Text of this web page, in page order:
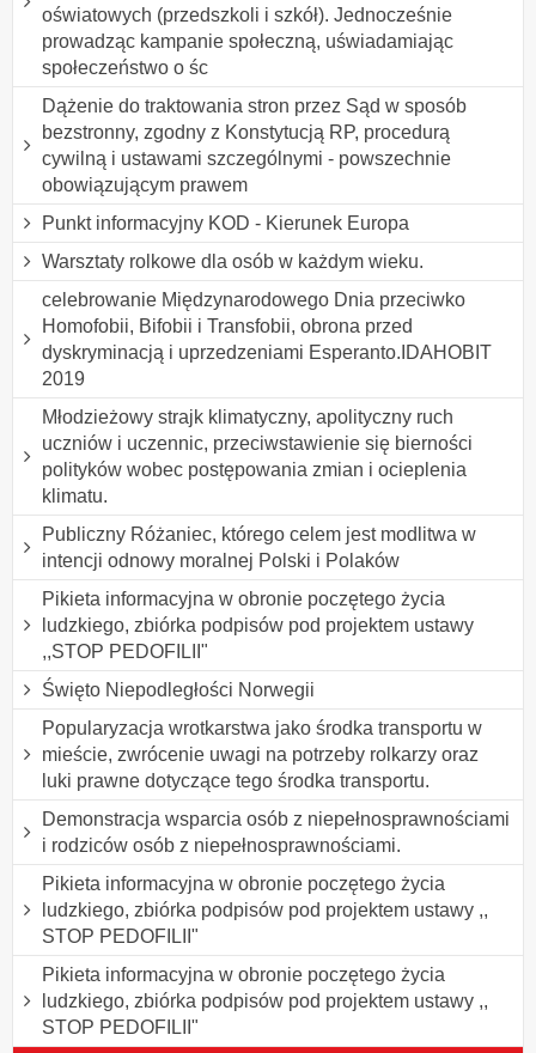
oświatowych (przedszkoli i szkół). Jednocześnie
prowadząc kampanie społeczną, uświadamiając
społeczeństwo o śc
Dążenie do traktowania stron przez Sąd w sposób
bezstronny, zgodny z Konstytucją RP, procedurą
cywilną i ustawami szczególnymi - powszechnie
obowiązującym prawem
Punkt informacyjny KOD - Kierunek Europa
Warsztaty rolkowe dla osób w każdym wieku.
celebrowanie Międzynarodowego Dnia przeciwko
Homofobii, Bifobii i Transfobii, obrona przed
dyskryminacją i uprzedzeniami Esperanto.IDAHOBIT
2019
Młodzieżowy strajk klimatyczny, apolityczny ruch
uczniów i uczennic, przeciwstawienie się bierności
polityków wobec postępowania zmian i ocieplenia
klimatu.
Publiczny Różaniec, którego celem jest modlitwa w
intencji odnowy moralnej Polski i Polaków
Pikieta informacyjna w obronie poczętego życia
ludzkiego, zbiórka podpisów pod projektem ustawy
,,STOP PEDOFILII"
Święto Niepodległości Norwegii
Popularyzacja wrotkarstwa jako środka transportu w
mieście, zwrócenie uwagi na potrzeby rolkarzy oraz
luki prawne dotyczące tego środka transportu.
Demonstracja wsparcia osób z niepełnosprawnościami
i rodziców osób z niepełnosprawnościami.
Pikieta informacyjna w obronie poczętego życia
ludzkiego, zbiórka podpisów pod projektem ustawy ,,
STOP PEDOFILII"
Pikieta informacyjna w obronie poczętego życia
ludzkiego, zbiórka podpisów pod projektem ustawy ,,
STOP PEDOFILII"